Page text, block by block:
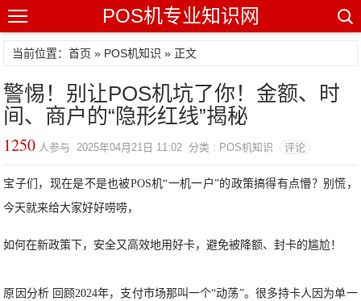
POS机专业知识网
当前位置：首页 » POS机知识 » 正文
警惕！别让POS机坑了你！金额、时
间、商户的“隐形红线”揭秘
1250 人参与 2025年04月21日 11:02 分类 : POS机知识 评论
宝子们，现在是不是也被POS机“一机一户”的政策搞得有点懵？别慌，
今天就来给大家好好唠唠，
如何在新政策下，安全又高效地用好卡，避免被降额、封卡的尴尬！
原因分析 回顾2024年，支付市场那叫一个“动荡”。很多持卡人因为单一